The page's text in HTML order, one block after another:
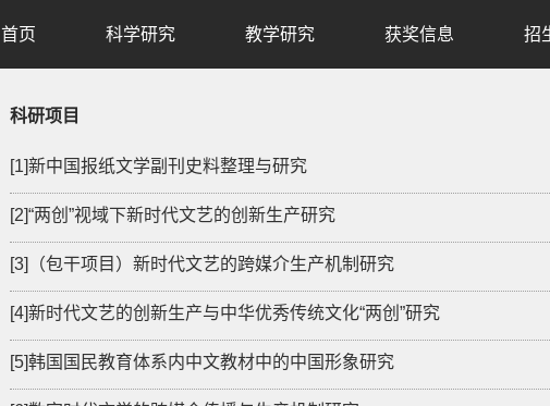
首页 科学研究 教学研究 获奖信息 招
科研项目
[1]新中国报纸文学副刊史料整理与研究
[2]“两创”视域下新时代文艺的创新生产研究
[3]（包干项目）新时代文艺的跨媒介生产机制研究
[4]新时代文艺的创新生产与中华优秀传统文化“两创”研究
[5]韩国国民教育体系内中文教材中的中国形象研究